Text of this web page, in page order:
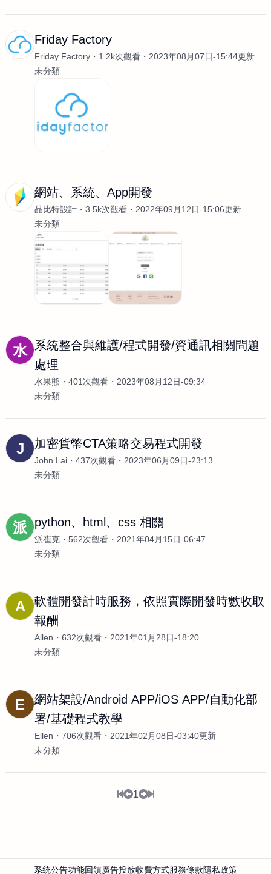
Friday Factory
Friday Factory 1.2k次觀看
2023年08月07日-15:44更新
未分類
網站、系統、App開發
晶比特設計 3.5k次觀看
2022年09月12日-15:06更新
未分類
水
系統整合與維護/程式開發/資通訊相關問題
處理
水果熊 401次觀看
2023年08月12日-09:34
未分類
J 加密貨幣CTA策略交易程式開發
John Lai 437次觀看
2023年06月09日-23:13
未分類
派 python、html、css 相關
派崔克 562次觀看
2021年04月15日-06:47
未分類
A
軟體開發計時服務，依照實際開發時數收取
報酬
Allen 632次觀看
2021年01月28日-18:20
未分類
E
網站架設/Android APP/iOS APP/自動化部
署/基礎程式教學
Ellen 706次觀看
2021年02月08日-03:40更新
未分類
1
系統公告功能回饋廣告投放收費方式服務條款隱私政策